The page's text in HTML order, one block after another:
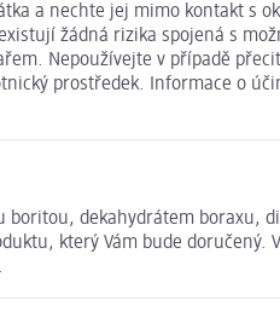
a nechte jej mimo kontakt s
žádná rizika spojená s
Nepoužívejte v případě
prostředek. Informace o
dekahydrátem boraxu,
který Vám bude doručený.